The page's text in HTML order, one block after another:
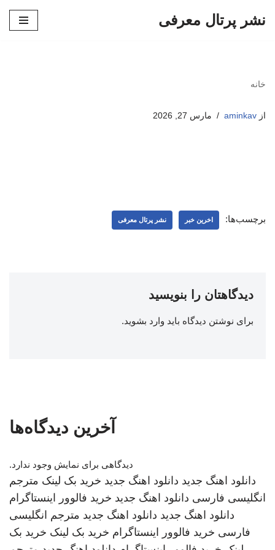
نشر پرتال معرفی
خانه
از aminkav مارس 27, 2026
برچسب‌ها: اخرین خبر نشر پرتال معرفی
دیدگاهتان را بنویسید
برای نوشتن دیدگاه باید وارد بشوید.
آخرین دیدگاه‌ها
دیدگاهی برای نمایش وجود ندارد.
دانلود اهنگ جدید دانلود اهنگ جدید خرید بک لینک مترجم
انگلیسی فارسی دانلود اهنگ جدید خرید فالوور اینستاگرام
دانلود اهنگ جدید دانلود اهنگ جدید مترجم انگلیسی
فارسی خرید فالوور اینستاگرام خرید بک لینک خرید بک